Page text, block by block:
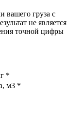
вашего груза с
не является
точной цифры
*
м3 *